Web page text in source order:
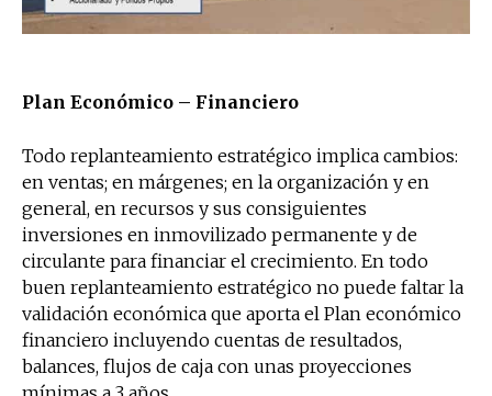
Plan Económico – Financiero
Todo replanteamiento estratégico implica cambios:
en ventas; en márgenes; en la organización y en
general, en recursos y sus consiguientes
inversiones en inmovilizado permanente y de
circulante para financiar el crecimiento. En todo
buen replanteamiento estratégico no puede faltar la
validación económica que aporta el Plan económico
financiero incluyendo cuentas de resultados,
balances, flujos de caja con unas proyecciones